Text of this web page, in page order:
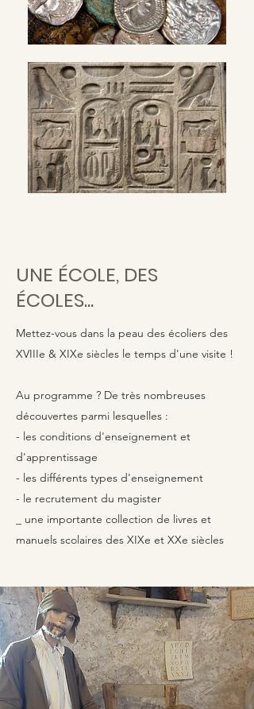
UNE ÉCOLE, DES
ÉCOLES...
Mettez-vous dans la peau des écoliers des
XVIIIe & XIXe siècles le temps d'une visite !
Au programme ? De très nombreuses
découvertes parmi lesquelles :
- les conditions d'enseignement et
d'apprentissage
- les différents types d'enseignement
- le recrutement du magister
_ une importante collection de livres et
manuels scolaires des XIXe et XXe siècles